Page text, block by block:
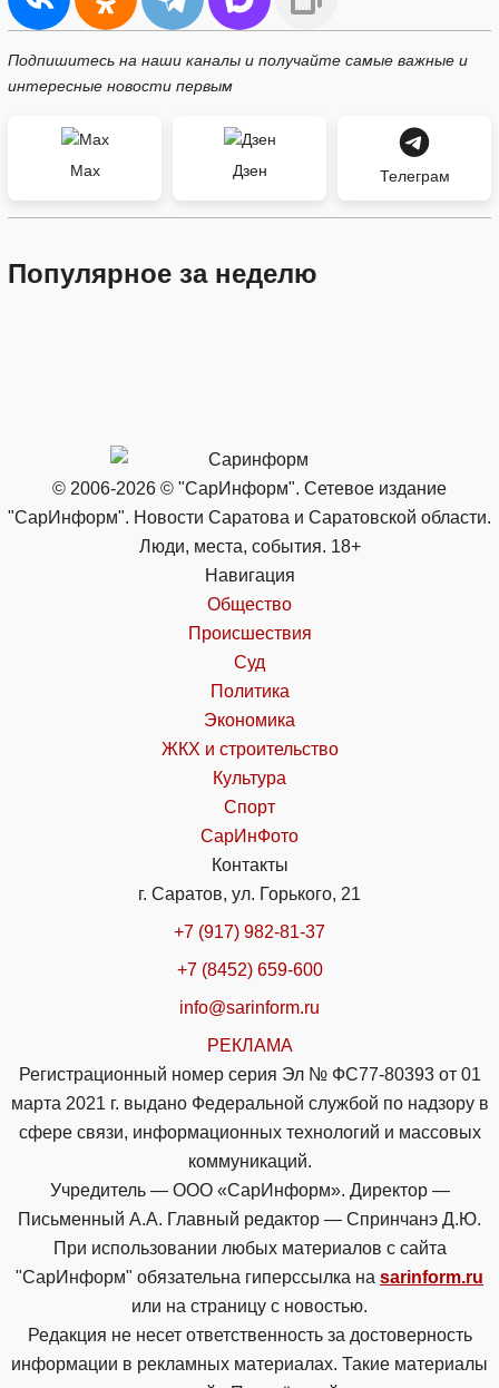
Подпишитесь на наши каналы и получайте самые важные и
интересные новости первым
Max Дзен Телеграм
Популярное за неделю
© 2006-2026 © "СарИнформ". Сетевое издание
"СарИнформ". Новости Саратова и Саратовской области.
Люди, места, события. 18+
Навигация
Общество
Происшествия
Суд
Политика
Экономика
ЖКХ и строительство
Культура
Спорт
СарИнФото
Контакты
г. Саратов, ул. Горького, 21
+7 (917) 982-81-37
+7 (8452) 659-600
info@sarinform.ru
РЕКЛАМА
Регистрационный номер серия Эл № ФС77-80393 от 01
марта 2021 г. выдано Федеральной службой по надзору в
сфере связи, информационных технологий и массовых
коммуникаций.
Учредитель — ООО «СарИнформ». Директор —
Письменный А.А. Главный редактор — Спринчанэ Д.Ю.
При использовании любых материалов с сайта
"СарИнформ" обязательна гиперссылка на sarinform.ru
или на страницу с новостью.
Редакция не несет ответственность за достоверность
информации в рекламных материалах. Такие материалы